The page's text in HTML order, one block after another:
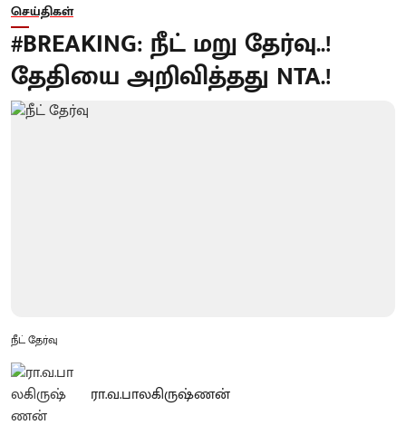
செய்திகள்
#BREAKING: நீட் மறு தேர்வு..!
தேதியை அறிவித்தது NTA.!
நீட் தேர்வு
ரா.வ.பாலகிருஷ்ணன்